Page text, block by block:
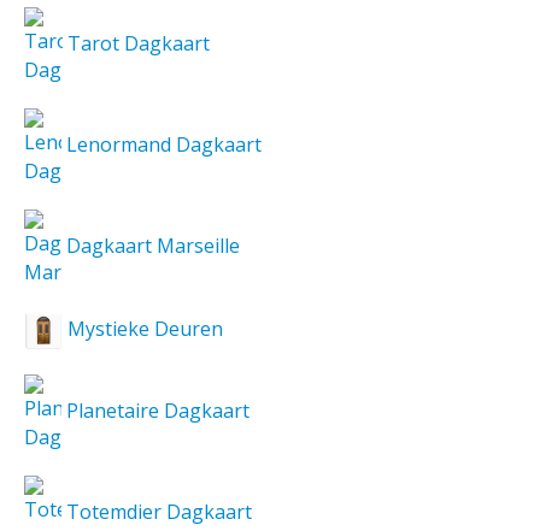
Tarot Dagkaart
Lenormand Dagkaart
Dagkaart Marseille
Mystieke Deuren
Planetaire Dagkaart
Totemdier Dagkaart